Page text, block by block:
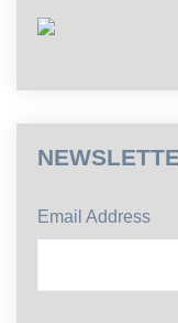
Email Address